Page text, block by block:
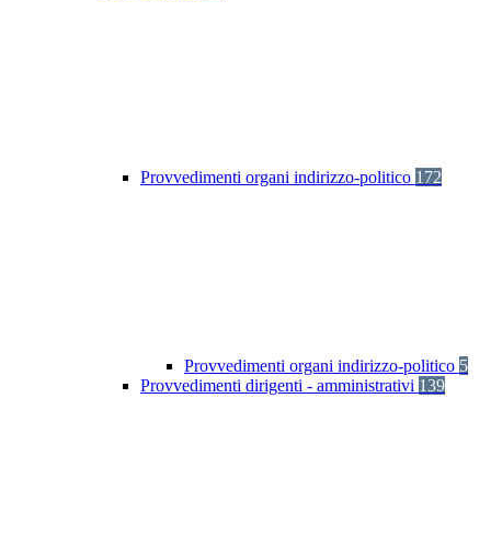
Provvedimenti organi indirizzo-politico 172
Provvedimenti organi indirizzo-politico 5
Provvedimenti dirigenti - amministrativi 139